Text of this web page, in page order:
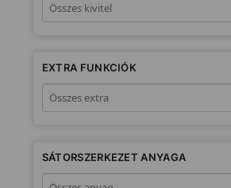
EXTRA FUNKCIÓK
SÁTORSZERKEZET ANYAGA